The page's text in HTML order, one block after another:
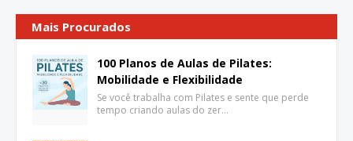
Mais Procurados
100 Planos de Aulas de Pilates:
Mobilidade e Flexibilidade
Se você trabalha com Pilates e sente que perde
tempo criando aulas do zer…